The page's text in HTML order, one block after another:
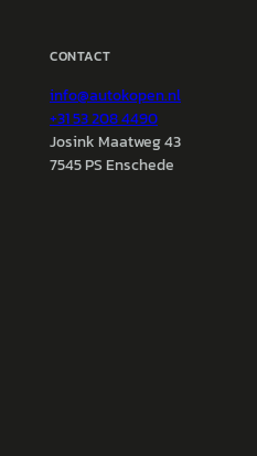
CONTACT
info@autokopen.nl
+31 53 208 4490
Josink Maatweg 43
7545 PS Enschede